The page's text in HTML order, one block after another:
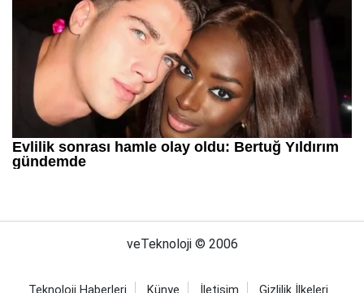
veTeknoloji © 2006
Teknoloji Haberleri Künye İletişim Gizlilik İlkeleri